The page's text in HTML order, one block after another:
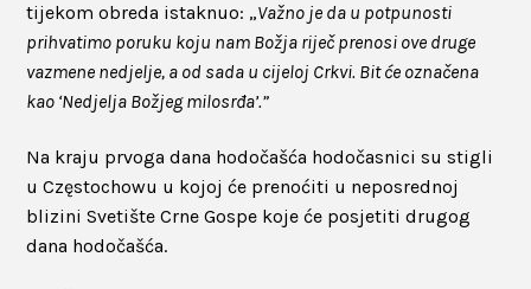
tijekom obreda istaknuo: „Važno je da u potpunosti
prihvatimo poruku koju nam Božja riječ prenosi ove druge
vazmene nedjelje, a od sada u cijeloj Crkvi. Bit će označena
kao ‘Nedjelja Božjeg milosrđa’.”
Na kraju prvoga dana hodočašća hodočasnici su stigli
u Częstochowu u kojoj će prenoćiti u neposrednoj
blizini Svetište Crne Gospe koje će posjetiti drugog
dana hodočašća.